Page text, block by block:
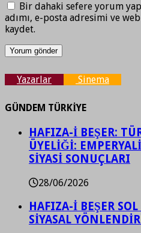
Bir dahaki sefere yorum
adımı, e-posta adresimi ve
kaydet.
Yazarlar Sinema
GÜNDEM TÜRKİYE
HAFIZA-İ BEŞER:
ÜYELİĞİ:
SİYASİ SONUÇLARI
28/06/2026
HAFIZA-İ BEŞER
SİYASAL